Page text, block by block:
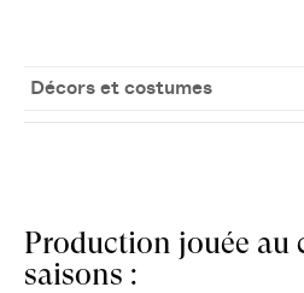
Décors et costumes
Production jouée au
saisons :